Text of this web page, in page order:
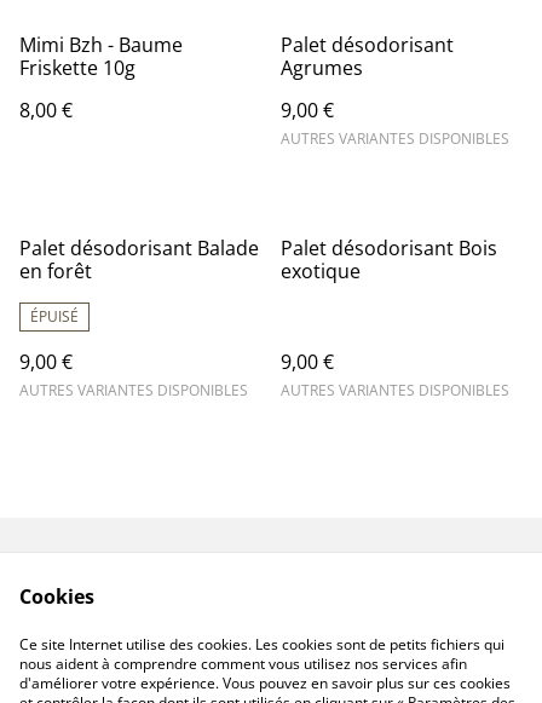
Mimi Bzh - Baume
Friskette 10g
8,00 €
Palet désodorisant
Agrumes
9,00 €
AUTRES VARIANTES DISPONIBLES
Palet désodorisant Balade
en forêt
ÉPUISÉ
9,00 €
AUTRES VARIANTES DISPONIBLES
Palet désodorisant Bois
exotique
9,00 €
AUTRES VARIANTES DISPONIBLES
confidentialité
Politique de cookies
Cookies
Ce site Internet utilise des cookies. Les cookies sont de petits fichiers qui
nous aident à comprendre comment vous utilisez nos services afin
d'améliorer votre expérience. Vous pouvez en savoir plus sur ces cookies